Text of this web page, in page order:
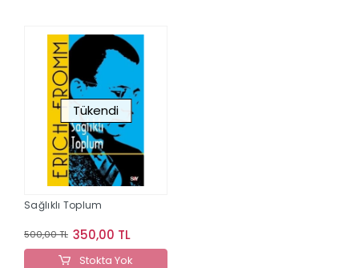
Tükendi
Sağlıklı Toplum
500,00 TL 350,00 TL
Stokta Yok